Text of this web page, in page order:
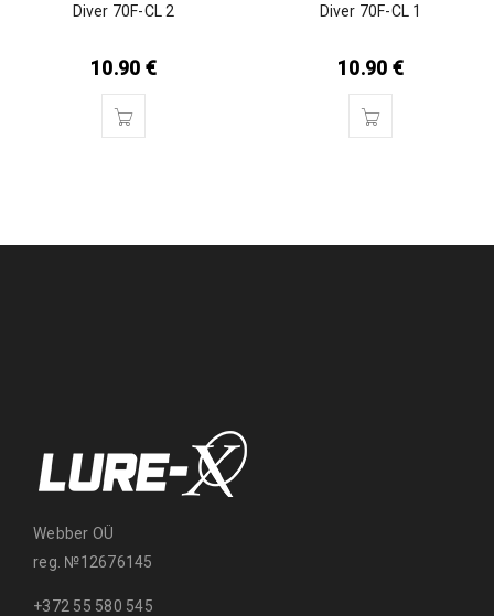
Diver 70F-CL 2
10.90 €
Diver 70F-CL 1
10.90 €
Webber OÜ
reg. №12676145
+372 55 580 545